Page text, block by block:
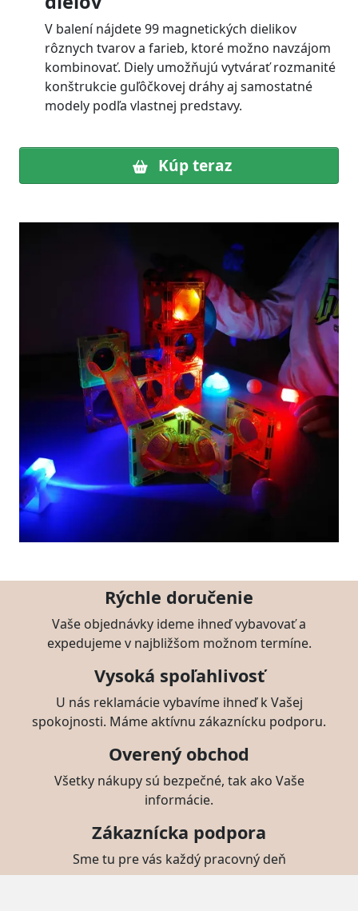
V balení nájdete 99 magnetických dielikov
rôznych tvarov a farieb, ktoré možno navzájom
kombinovať. Diely umožňujú vytvárať rozmanité
konštrukcie guľôčkovej dráhy aj samostatné
modely podľa vlastnej predstavy.
Kúp teraz
Rýchle doručenie
Vaše objednávky ideme ihneď vybavovať a
expedujeme v najbližšom možnom termíne.
Vysoká spoľahlivosť
U nás reklamácie vybavíme ihneď k Vašej
spokojnosti. Máme aktívnu zákaznícku podporu.
Overený obchod
Všetky nákupy sú bezpečné, tak ako Vaše
informácie.
Zákaznícka podpora
Sme tu pre vás každý pracovný deň